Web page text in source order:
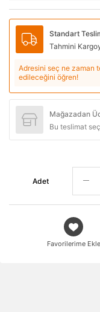
Standart
Tahmini
Adresini seç ne zaman
edileceğini öğren!
Mağazadan
Bu teslimat
Adet
Favorilerime Ekle